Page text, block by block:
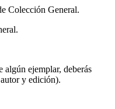
Colección General.
algún ejemplar, deberás
y edición).